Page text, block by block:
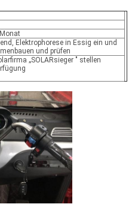
Elektrophorese in Essig ein und
und prüfen
„SOLARsieger " stellen